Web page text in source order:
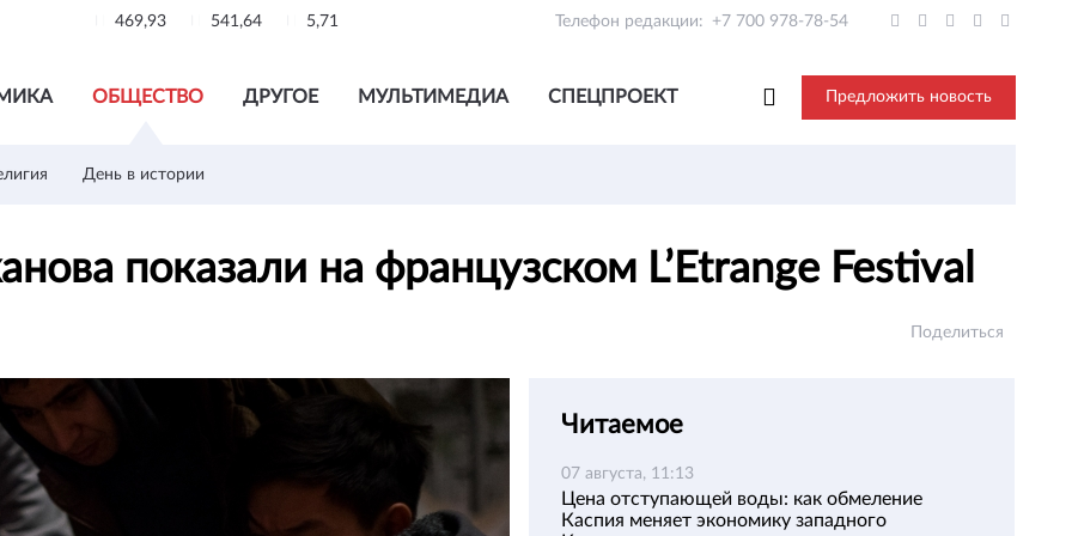
469,93 541,64 5,71 Телефон редакции: +7 700 978-78-54
ОБЩЕСТВО ДРУГОЕ МУЛЬТИМЕДИА СПЕЦПРОЕКТ Предложить новость
День в истории
показали на французском L’Etrange Festival
Поделиться
Читаемое
07 августа, 11:13
Цена отступающей воды: как обмеление
Каспия меняет экономику западного